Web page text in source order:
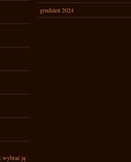
wybrać ją
grudzień 2024